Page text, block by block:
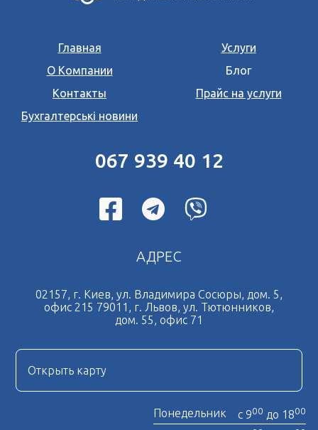
Главная
Услуги
О Компании
Блог
Контакты
Прайс на услуги
Бухгалтерські новини
067 939 40 12
АДРЕС
02157, г. Киев, ул. Владимира Сосюры, дом. 5,
офис 215 79011, г. Львов, ул. Тютюнников,
дом. 55, офис 71
Открыть карту
Понедельник с 900 до 1800